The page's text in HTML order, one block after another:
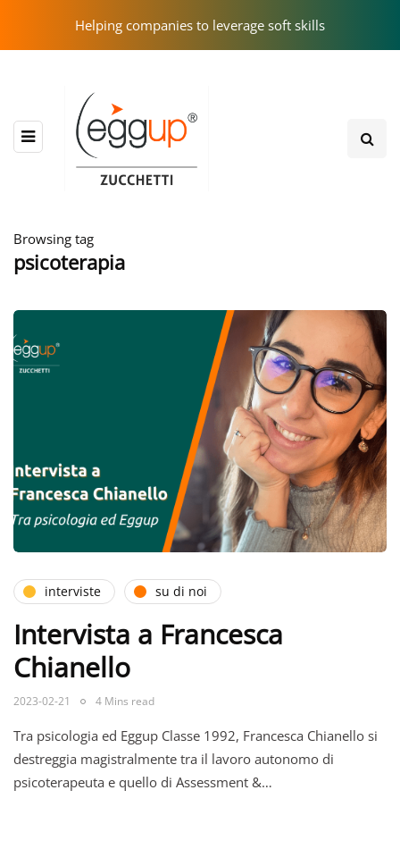
Helping companies to leverage soft skills
Browsing tag
psicoterapia
interviste su di noi
Intervista a Francesca
Chianello
2023-02-21 4 Mins read
Tra psicologia ed Eggup Classe 1992, Francesca Chianello si
destreggia magistralmente tra il lavoro autonomo di
psicoterapeuta e quello di Assessment &…